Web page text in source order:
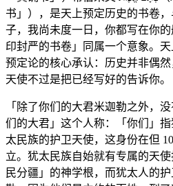
书」），是天上预定历史的书卷，
子，我尚未度一日，你都写在你
印封严的书卷」同属一个意象。
预定论的核心承认：历史并非偶
天使不过是把已经写好的告诉你。
「除了你们的大君米迦勒之外，
们的大君」这个人称：「你们」
太民族的护卫天使，这身份在但
立。犹太民族自始就有专属的天
民分疆」的神学根，而犹太人的